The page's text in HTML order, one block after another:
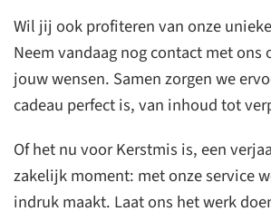
Wil jij ook profiteren van onze
Neem vandaag nog contact met ons
jouw wensen. Samen zorgen we
cadeau perfect is, van inhoud tot
Of het nu voor Kerstmis is, een
zakelijk moment: met onze service
indruk maakt. Laat ons het werk